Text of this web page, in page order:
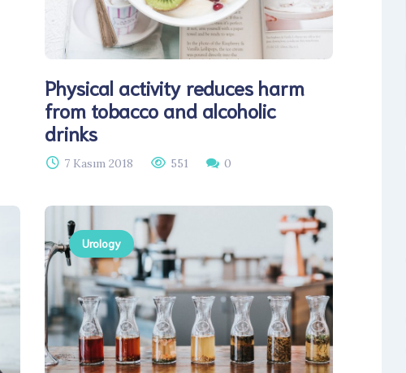
Physical activity reduces harm
from tobacco and alcoholic
drinks
7 Kasım 2018 551 0
Urology